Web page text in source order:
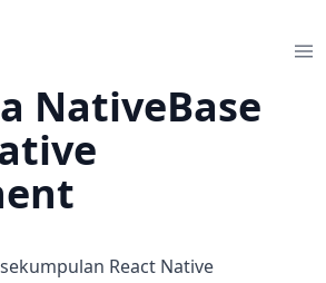
NativeBase
React Native